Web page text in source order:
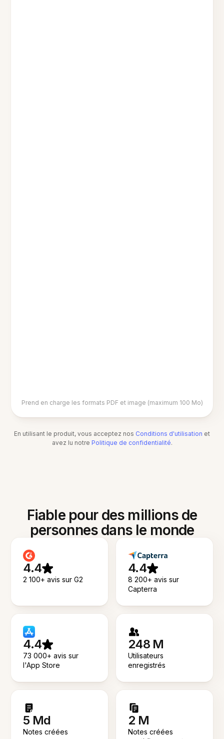
Prend en charge les formats PDF et image (maximum 100 Mo)
En utilisant le produit, vous acceptez nos Conditions d'utilisation et
avez lu notre Politique de confidentialité.
Fiable pour des millions de
personnes dans le monde
4.4
2 100+ avis sur G2
4.4
8 200+ avis sur
Capterra
4.4
73 000+ avis sur
l'App Store
248 M
Utilisateurs
enregistrés
5 Md
Notes créées
2 M
Notes créées